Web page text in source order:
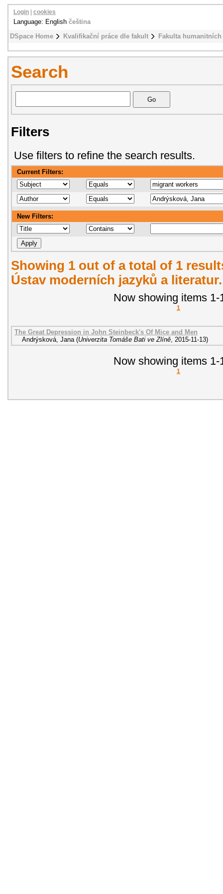
DSpace Home Kvalifikační práce dle fakult Fakulta
Login cookies
Language: English čeština
Search
Filters
Use filters to refine the search results.
Current Filters:
New Filters:
Showing 1 out of a total of 1
Ústav moderních jazyků a
Now showing items 1-
1
The Great Depression in John Steinbeck's Of Mice and Men
Andrýsková, Jana (Univerzita Tomáše Bati ve Zlíně 2015-11-13)
Now showing items 1-
1